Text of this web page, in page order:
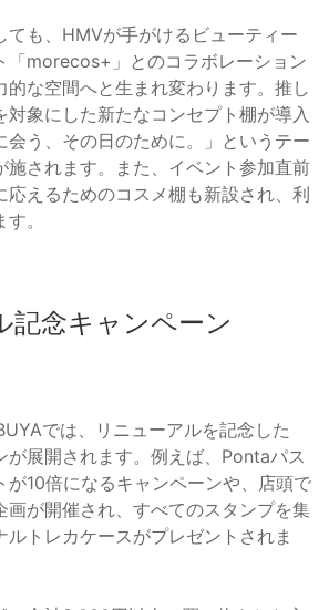
ても、HMVが手がけるビューティー
「morecos+」とのコラボレーション
的な空間へと生まれ変わります。推し
対象にした新たなコンセプト棚が導入
会う、その日のために。」というテー
施されます。また、イベント参加直前
応えるためのコスメ棚も新設され、利
。
記念キャンペーン
では、リニューアルを記念した
が展開されます。例えば、Pontaパス
が10倍になるキャンペーンや、店頭で
画が開催され、すべてのスタンプを集
トレカケースがプレゼントされま